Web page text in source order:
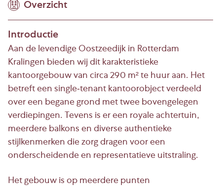
Overzicht
Introductie
Aan de levendige Oostzeedijk in Rotterdam
Kralingen bieden wij dit karakteristieke
kantoorgebouw van circa 290 m² te huur aan. Het
betreft een single-tenant kantoorobject verdeeld
over een begane grond met twee bovengelegen
verdiepingen. Tevens is er een royale achtertuin,
meerdere balkons en diverse authentieke
stijlkenmerken die zorg dragen voor een
onderscheidende en representatieve uitstraling.
Het gebouw is op meerdere punten